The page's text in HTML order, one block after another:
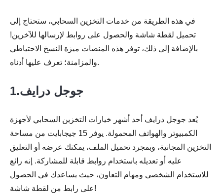
في هذه الطريقة من خدمات التخزين السحابي، ستحتاج إلى
تحميل لقطة شاشة والحصول على روابط لإرسالها للآخرين!
بالإضافة إلى ذلك، توفر هذه المنصات ميزة النسخ الاحتياطي
والمزامنة؛ تعرف عليها أدناه.
1.جوجل درايف
يُعد جوجل درايف أحد أشهر خيارات التخزين السحابي لأجهزة
الكمبيوتر والهواتف المحمولة. يوفر 15 جيجابايت من مساحة
التخزين المجانية، وبمجرد تحميل الملف، يمكنك عرضه أو التعليق
عليه أو تعديله باستخدام روابط قابلة للمشاركة. إنه رائع
للاستخدام الشخصي ومهام التعاون، حيث يساعدك في الحصول
على رابط من لقطة شاشة!